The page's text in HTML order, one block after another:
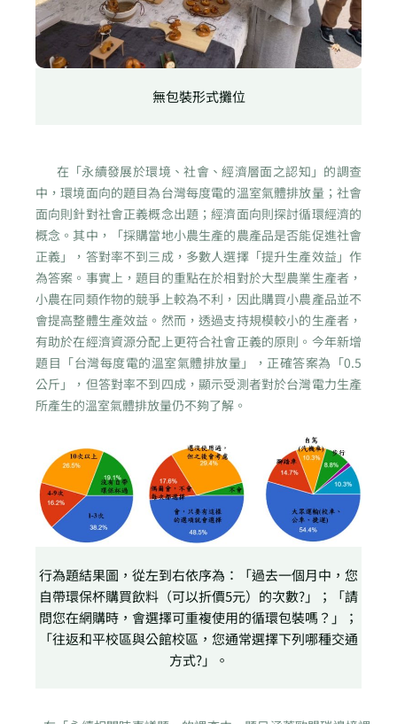
無包裝形式攤位
在「永續發展於環境、社會、經濟層面之認知」的調查
中，環境面向的題目為台灣每度電的溫室氣體排放量；社會
面向則針對社會正義概念出題；經濟面向則探討循環經濟的
概念。其中，「採購當地小農生產的農產品是否能促進社會
正義」，答對率不到三成，多數人選擇「提升生產效益」作
為答案。事實上，題目的重點在於相對於大型農業生產者，
小農在同類作物的競爭上較為不利，因此購買小農產品並不
會提高整體生產效益。然而，透過支持規模較小的生產者，
有助於在經濟資源分配上更符合社會正義的原則。今年新增
題目「台灣每度電的溫室氣體排放量」，正確答案為「0.5
公斤」，但答對率不到四成，顯示受測者對於台灣電力生產
所產生的溫室氣體排放量仍不夠了解。
行為題結果圖，從左到右依序為：「過去一個月中，您
自帶環保杯購買飲料（可以折價5元）的次數?」；「請
問您在網購時，會選擇可重複使用的循環包裝嗎？」；
「往返和平校區與公館校區，您通常選擇下列哪種交通
方式?」。